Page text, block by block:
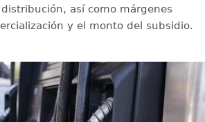
así como márgenes
y el monto del subsidio.